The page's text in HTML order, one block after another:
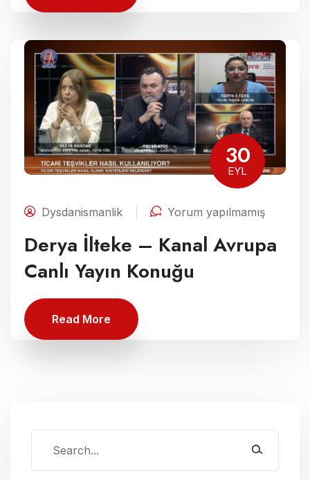
30
EYL
Dysdanismanlik Yorum yapılmamış
Derya İlteke – Kanal Avrupa
Canlı Yayın Konuğu
Read More